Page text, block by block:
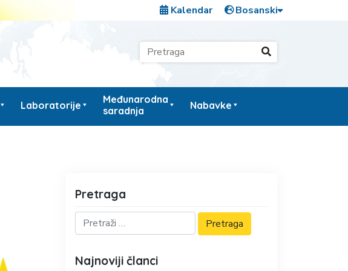
Kalendar
Laboratorije
Međunarodna
saradnja
Nabavke
Pretraga
Najnoviji članci